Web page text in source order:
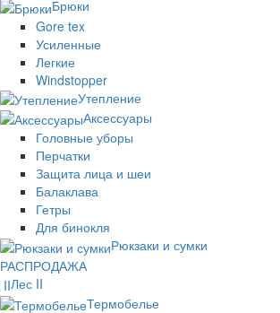
Брюки
Gore tex
Усиленные
Легкие
Windstopper
Утепление
Аксессуары
Головные уборы
Перчатки
Защита лица и шеи
Балаклава
Гетры
Для бинокля
Рюкзаки и сумки
РАСПРОДАЖА
Лес II
Термобелье